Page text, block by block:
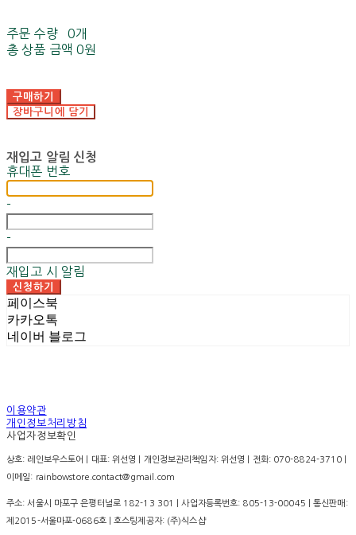
주문 수량
0개
총 상품 금액 0원
구매하기
장바구니에 담기
재입고 알림 신청
휴대폰 번호
-
-
재입고 시 알림
신청하기
페이스북
카카오톡
네이버 블로그
이용약관
개인정보처리방침
사업자정보확인
상호: 레인보우스토어 | 대표: 위선영 | 개인정보관리책임자: 위선영 | 전화: 070-8824-3710 |
이메일: rainbowstore.contact@gmail.com
주소: 서울시 마포구 은평터널로 182-13 301 | 사업자등록번호: 805-13-00045 | 통신판매:
제2015-서울마포-0686호| 호스팅제공자: (주)식스샵